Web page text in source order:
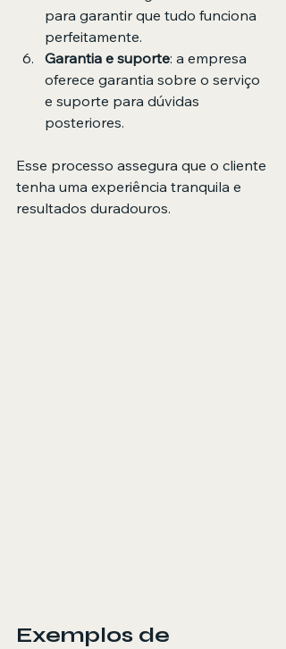
para garantir que tudo funciona
perfeitamente.
Garantia e suporte: a empresa
oferece garantia sobre o serviço
e suporte para dúvidas
posteriores.
Esse processo assegura que o cliente
tenha uma experiência tranquila e
resultados duradouros.
Exemplos de